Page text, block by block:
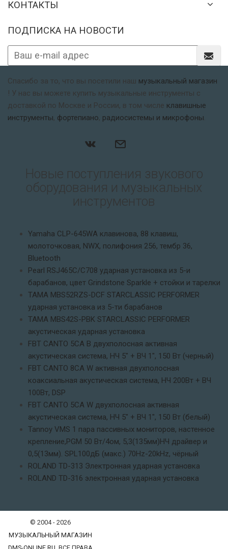
КОНТАКТЫ
ПОДПИСКА НА НОВОСТИ
Спасибо за то, что вы посетили наш музыкальный магазин
! У нас вы можете купить музыкальные инструменты с
доставкой по Москве и России, в том числе клавишные
инструменты, фортепиано, радиосистемы и микрофоны.
Новые поступления звукового
оборудования и музыкальных
инструментов
Yamaha CLP-645WA клавинова, 88 клавиш,
молоточковая, NWX, полифония 256, тембр 36,
Bluetooth
Pearl RSJ465C/C708 ударная установка из 5-и
барабанов, цвет Grindstone Sparkle + стойки и тарелки
TAMA MBS52RZS-DCF STARCLASSIC PERFORMER
ударная установка из 5-ти барабанов
TAMA MBS42S-PBK STARCLASSIC PERFORMER
акустическая ударная установка
FBT CANTO 5CA B двухполосная активная
акустическая система, НЧ 5" + ВЧ 1", 150 Вт (черный)
FBT CANTO 8CA W активная двухполосная
коаксиальная акустическая система, НЧ 200Вт + ВЧ
100Вт, DSP
FBT CANTO 5CA W двухполосная активная
акустическая система, НЧ 5" + ВЧ 1", 150 Вт (белый)
Tannoy VMS 1 пара пассивных мониторов, настенное
крепление,PGM 50 Вт/4ом, 5,3(135мм)НЧ драйвер и
0,5(13мм). SPL100дБ (макс.) 70Hz-20kHz, чёрный
ROLAND TD-313 Электронная ударная установка
ROLAND TD-316 электронная ударная установка
© 2004 - 2026
МУЗЫКАЛЬНЫЙ МАГАЗИН